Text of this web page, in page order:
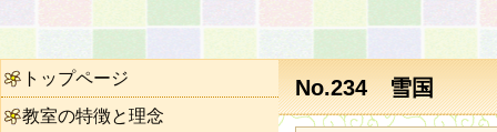
No.234 雪国
トップページ
教室の特徴と理念